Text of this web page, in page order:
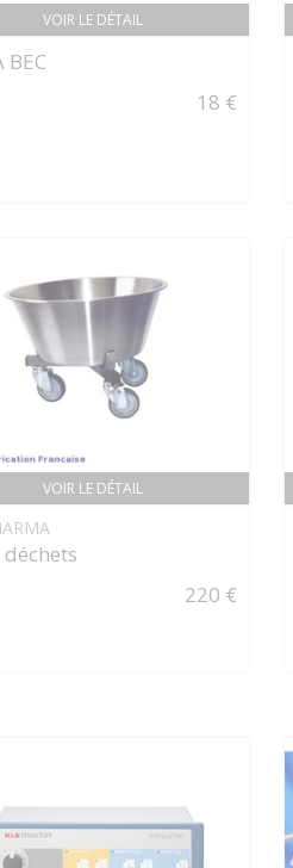
VOIR LE DÉTAIL
BEC
18 €
VOIR LE DÉTAIL
220 €